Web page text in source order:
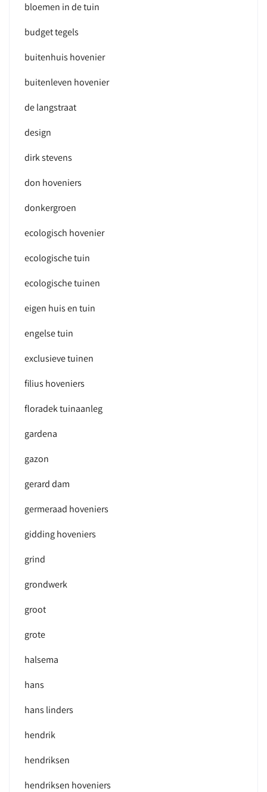
bloemen in de tuin
budget tegels
buitenhuis hovenier
buitenleven hovenier
de langstraat
design
dirk stevens
don hoveniers
donkergroen
ecologisch hovenier
ecologische tuin
ecologische tuinen
eigen huis en tuin
engelse tuin
exclusieve tuinen
filius hoveniers
floradek tuinaanleg
gardena
gazon
gerard dam
germeraad hoveniers
gidding hoveniers
grind
grondwerk
groot
grote
halsema
hans
hans linders
hendrik
hendriksen
hendriksen hoveniers